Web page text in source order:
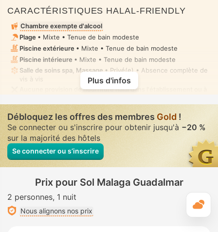
CARACTÉRISTIQUES HALAL-FRIENDLY
Chambre exempte d'alcool
Plage • Mixte • Tenue de bain modeste
Piscine extérieure • Mixte • Tenue de bain modeste
Piscine intérieure • Mixte • Tenue de bain modeste
Salle de soins spa, Massage• Privé(e) • Absence complète de
vis à vis
Aucune provision de nourriture halal dans l'établissement ou à
Plus d'infos
Débloquez les offres des membres Gold !
Se connecter ou s'inscrire pour obtenir jusqu'à −20 %
sur la majorité des hôtels
Se connecter ou s’inscrire
Prix pour Sol Malaga Guadalmar
2 personnes 1 nuit
Nous alignons nos prix